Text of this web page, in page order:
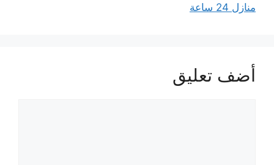
منازل 24 ساعة
أضف تعليق